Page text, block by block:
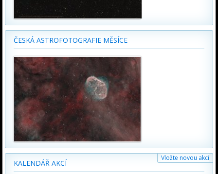
ČESKÁ ASTROFOTOGRAFIE MĚSÍCE
KALENDÁŘ AKCÍ
Vložte novou akci